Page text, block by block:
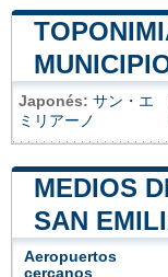
Japonés: サン・エ
ミリアーノ
MEDIOS
SAN
Aeropuertos
cercanos